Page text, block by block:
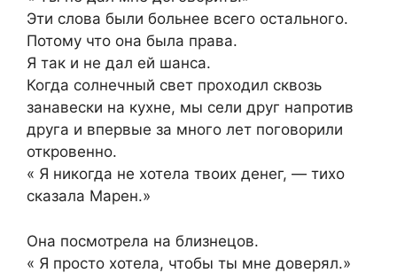
Эти слова были больнее всего остального.
Потому что она была права.
Я так и не дал ей шанса.
Когда солнечный свет проходил сквозь
занавески на кухне, мы сели друг напротив
друга и впервые за много лет поговорили
откровенно.
« Я никогда не хотела твоих денег, — тихо
сказала Марен.»
Она посмотрела на близнецов.
« Я просто хотела, чтобы ты мне доверял.»